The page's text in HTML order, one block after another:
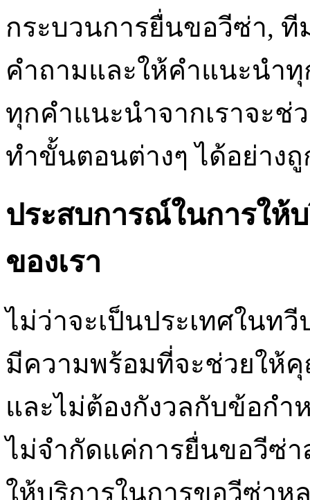
กระบวนการยื่นขอวีซ่า, ที
คำถามและให้คำแนะนำ
ทุกคำแนะนำจากเราจะ
ทำขั้นตอนต่างๆ ได้อย่างถู
ประสบการณ์ในการให้
ของเรา
ไม่ว่าจะเป็นประเทศในทวี
มีความพร้อมที่จะช่วยให้คุ
และไม่ต้องกังวลกับข้อกำ
ไม่จำกัดแค่การยื่นขอวีซ่า
ให้บริการในการขอวีซ่าห